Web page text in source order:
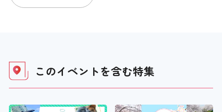
このイベントを含む特集